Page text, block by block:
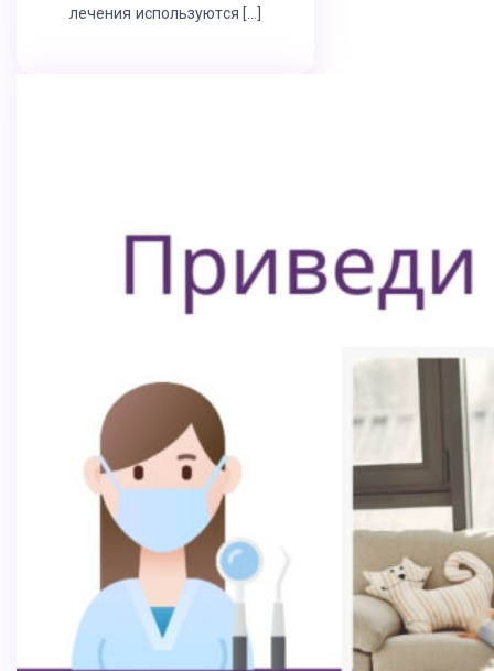
лечения используются […]